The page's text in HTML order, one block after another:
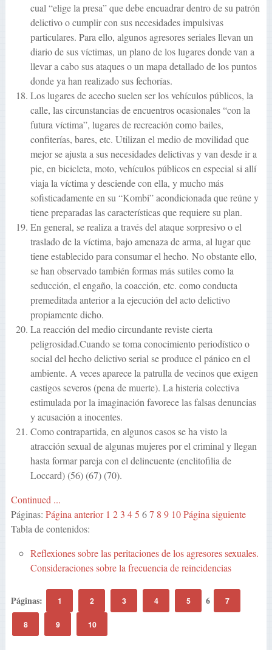
cual “elige la presa” que debe encuadrar dentro de su patrón
delictivo o cumplir con sus necesidades impulsivas
particulares. Para ello, algunos agresores seriales llevan un
diario de sus víctimas, un plano de los lugares donde van a
llevar a cabo sus ataques o un mapa detallado de los puntos
donde ya han realizado sus fechorías.
Los lugares de acecho suelen ser los vehículos públicos, la
calle, las circunstancias de encuentros ocasionales “con la
futura víctima”, lugares de recreación como bailes,
confiterías, bares, etc. Utilizan el medio de movilidad que
mejor se ajusta a sus necesidades delictivas y van desde ir a
pie, en bicicleta, moto, vehículos públicos en especial si allí
viaja la víctima y desciende con ella, y mucho más
sofisticadamente en su “Kombi” acondicionada que reúne y
tiene preparadas las características que requiere su plan.
En general, se realiza a través del ataque sorpresivo o el
traslado de la víctima, bajo amenaza de arma, al lugar que
tiene establecido para consumar el hecho. No obstante ello,
se han observado también formas más sutiles como la
seducción, el engaño, la coacción, etc. como conducta
premeditada anterior a la ejecución del acto delictivo
propiamente dicho.
La reacción del medio circundante reviste cierta
peligrosidad.Cuando se toma conocimiento periodístico o
social del hecho delictivo serial se produce el pánico en el
ambiente. A veces aparece la patrulla de vecinos que exigen
castigos severos (pena de muerte). La histeria colectiva
estimulada por la imaginación favorece las falsas denuncias
y acusación a inocentes.
Como contrapartida, en algunos casos se ha visto la
atracción sexual de algunas mujeres por el criminal y llegan
hasta formar pareja con el delincuente (enclitofilia de
Loccard) (56) (67) (70).
Continued ...
Páginas: Página anterior 1 2 3 4 5 67 8 9 10 Página siguiente
Tabla de contenidos:
Reflexiones sobre las peritaciones de los agresores sexuales.
Consideraciones sobre la frecuencia de reincidencias
Páginas: 1 2 3 4 5 6 7
8 9 10